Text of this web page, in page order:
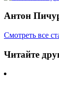
Антон
Смотреть все
Читайте